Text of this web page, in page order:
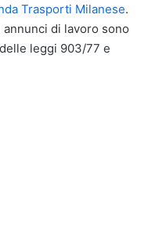
Trasporti Milanese.
di lavoro sono
leggi 903/77 e